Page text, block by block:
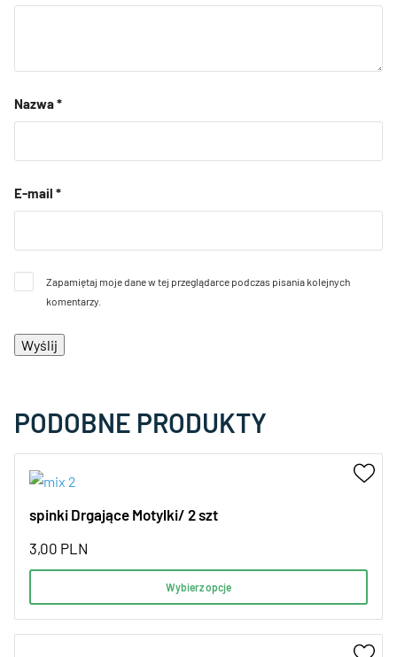
Nazwa*
E-mail *
Zapamiętaj moje dane w tej przeglądarce podczas pisania kolejnych
komentarzy.
PODOBNE PRODUKTY
spinki Drgające Motylki/ 2 szt
3,00 PLN
Wybierz opcje